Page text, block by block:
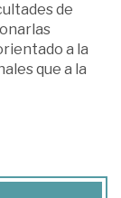
de
a la
que a la